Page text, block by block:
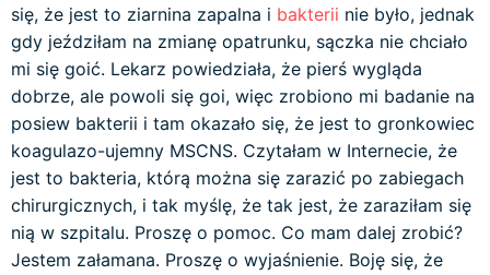
się, że jest to ziarnina zapalna i bakterii nie było, jednak
gdy jeździłam na zmianę opatrunku, sączka nie chciało
mi się goić. Lekarz powiedziała, że pierś wygląda
dobrze, ale powoli się goi, więc zrobiono mi badanie na
posiew bakterii i tam okazało się, że jest to gronkowiec
koagulazo-ujemny MSCNS. Czytałam w Internecie, że
jest to bakteria, którą można się zarazić po zabiegach
chirurgicznych, i tak myślę, że tak jest, że zaraziłam się
nią w szpitalu. Proszę o pomoc. Co mam dalej zrobić?
Jestem załamana. Proszę o wyjaśnienie. Boję się, że